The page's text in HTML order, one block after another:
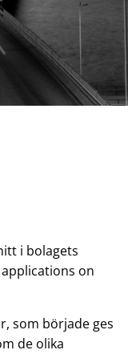
i bolagets
on
som började ges
de olika